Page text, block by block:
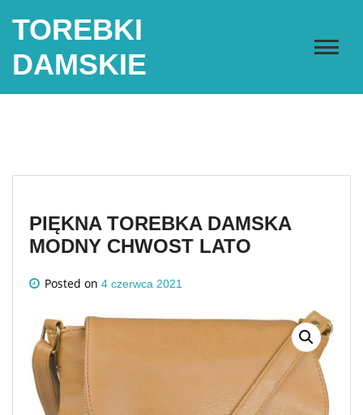
TOREBKI
DAMSKIE
PIĘKNA TOREBKA DAMSKA
MODNY CHWOST LATO
Posted on 4 czerwca 2021